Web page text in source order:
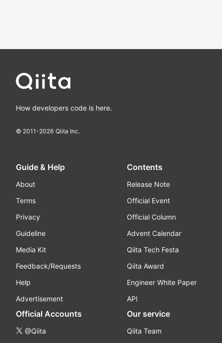
How developers code is here.
© 2011-2026 Qiita Inc.
Guide & Help
About
Terms
Privacy
Guideline
Media Kit
Feedback/Requests
Help
Advertisement
Contents
Release Note
Official Event
Official Column
Advent Calendar
Qiita Tech Festa
Qiita Award
Engineer White Paper
API
Official Accounts
@Qiita
Our service
Qiita Team